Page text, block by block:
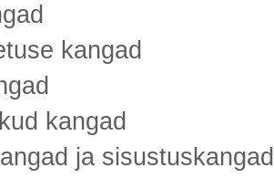
kangad
kangad
ja sisustuskangad